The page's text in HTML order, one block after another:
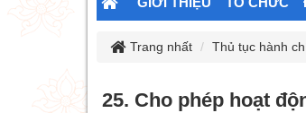
Trang nhất Thủ tục hành
25. Cho phép hoạt